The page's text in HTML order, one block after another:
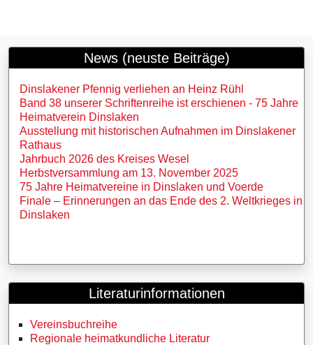
News (neuste Beiträge)
Dinslakener Pfennig verliehen an Heinz Rühl
Band 38 unserer Schriftenreihe ist erschienen - 75 Jahre
Heimatverein Dinslaken
Ausstellung mit historischen Aufnahmen im Dinslakener
Rathaus
Jahrbuch 2026 des Kreises Wesel
Herbstversammlung am 13. November 2025
75 Jahre Heimatvereine in Dinslaken und Voerde
Finale – Erinnerungen an das Ende des 2. Weltkrieges in
Dinslaken
Literaturinformationen
Vereinsbuchreihe
Regionale heimatkundliche Literatur